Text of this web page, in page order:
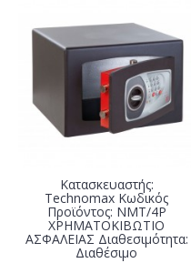
Κατασκευαστής:
Technomax Κωδικός
Προϊόντος: NMT/4P
ΧΡΗΜΑΤΟΚΙΒΩΤΙΟ
ΑΣΦΑΛΕΙΑΣ Διαθεσιμότητα:
Διαθέσιμο